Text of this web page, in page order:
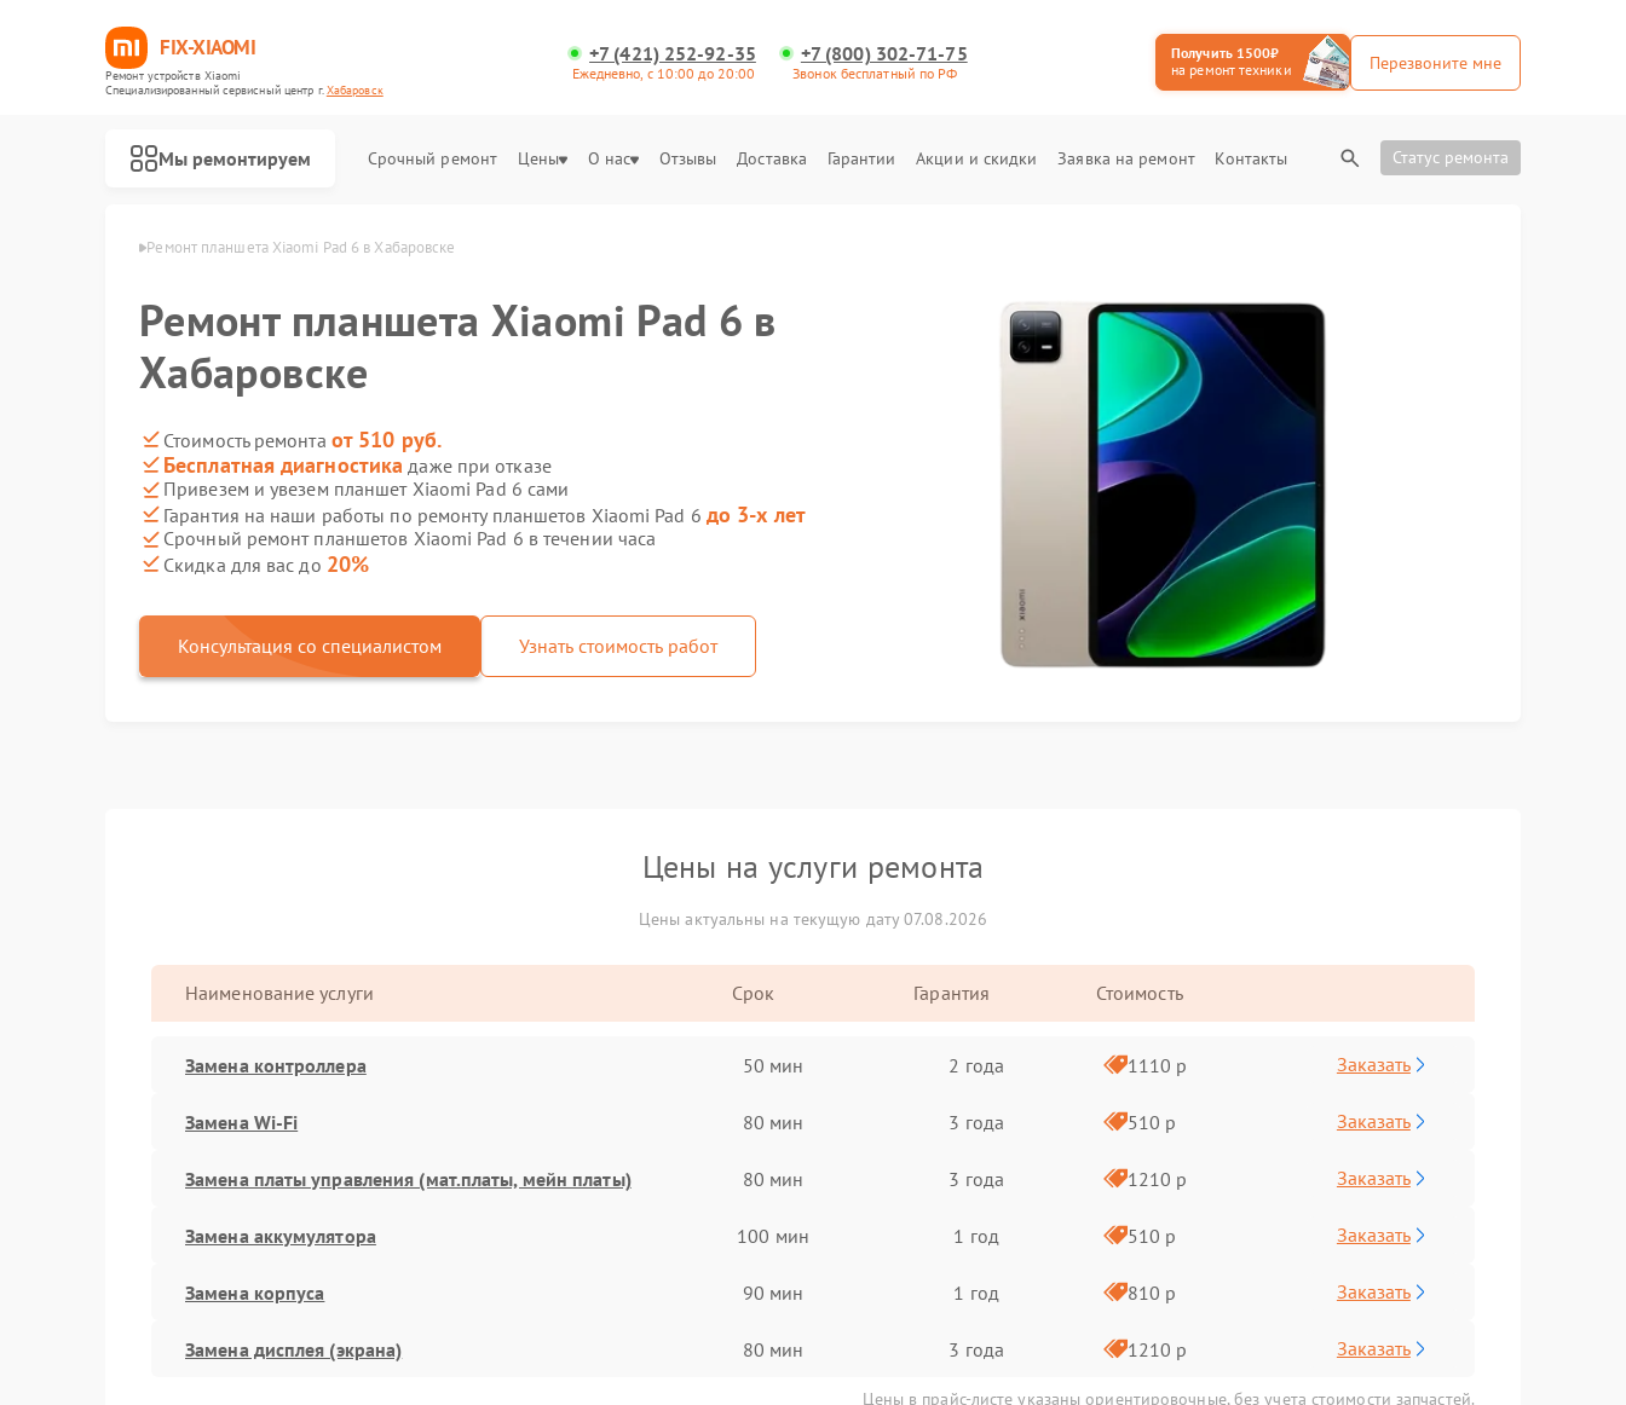
FIX-XIAOMI
Ремонт устройств Xiaomi
Специализированный cервисный центр г.Хабаровск
+7 (421) 252-92-35
Ежедневно, с 10:00 до 20:00
+7 (800) 302-71-75
Звонок бесплатный по РФ
Получить 1500₽
на ремонт техники
Перезвоните мне
Мы ремонтируем Срочный ремонт Цены О нас Отзывы Доставка Гарантии Акции и скидки Заявка на ремонт Контакты Статус ремонта
в Хабаровске Ремонт планшета Xiaomi Pad 6 в Хабаровске
Ремонт планшета Xiaomi Pad 6 в
Хабаровске
Стоимость ремонта от 510 руб.
Бесплатная диагностика даже при отказе
Привезем и увезем планшет Xiaomi Pad 6 сами
Гарантия на наши работы по ремонту планшетов Xiaomi Pad 6 до 3-х лет
Срочный ремонт планшетов Xiaomi Pad 6 в течении часа
Скидка для вас до 20%
Консультация со специалистом Узнать стоимость работ
Цены на услуги ремонта
Цены актуальны на текущую дату 07.08.2026
Наименование услуги Срок Гарантия Стоимость
Замена контроллера 50 мин 2 года 1110 р Заказать
Замена Wi-Fi 80 мин 3 года 510 р Заказать
Замена платы управления (мат.платы, мейн платы) 80 мин 3 года 1210 р Заказать
Замена аккумулятора 100 мин 1 год 510 р Заказать
Замена корпуса 90 мин 1 год 810 р Заказать
Замена дисплея (экрана) 80 мин 3 года 1210 р Заказать
Цены в прайс-листе указаны ориентировочные, без учета стоимости запчастей.